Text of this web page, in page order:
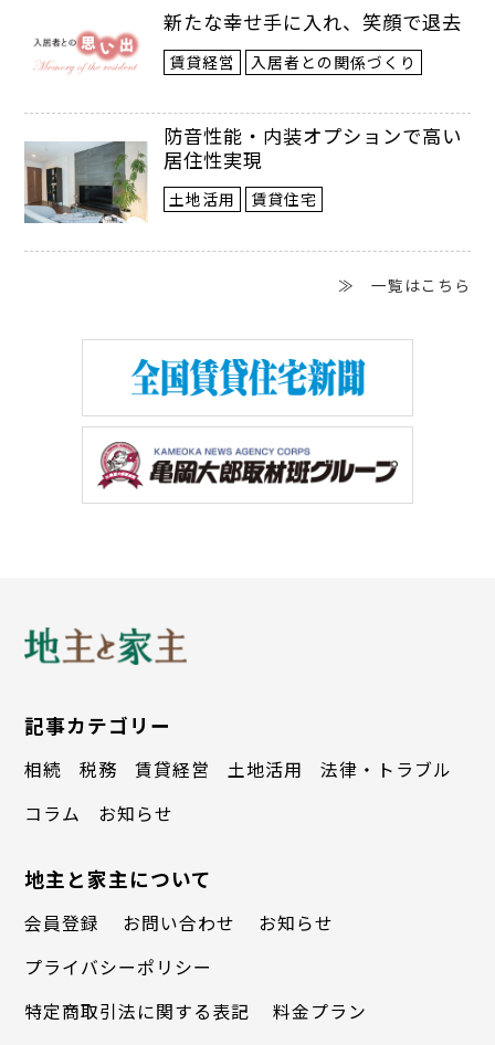
などからの紹介に加え、近年は所有者から
の直接相談も増えているという。
▲四季を感じる一棟貸しの宿「鈴音by
4S STAY」
開業がもたらした変化
音 by 4S STAY」は、不動産会社からの紹
介により開発された一棟貸しの宿である。
前山ダムを望む里山エリアに位置し、四国
遍路の札所を結ぶ道中にあるが、従来はお
遍路の通過点としての利用が中心で、観光
地としての広がりは限定的だった。
施設は１ＬＤＫの構成で、寝室に加えて
新たな幸せ手に入れ、笑顔で退去
賃貸経営 入居者との関係づくり
防音性能・内装オプションで高い
居住性実現
土地活用 賃貸住宅
≫ 一覧はこちら
記事カテゴリー
相続 税務 賃貸経営 土地活用
法律・トラブル
コラム
お知らせ
地主と家主について
会員登録 お問い合わせ
お知らせ
プライバシーポリシー
特定商取引法に関する表記
料金プラン